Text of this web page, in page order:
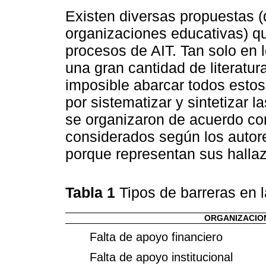
Existen diversas propuestas
organizaciones educativas)
procesos de AIT. Tan solo
una gran cantidad de
imposible abarcar todos
por sistematizar y sintetizar
se organizaron de acuerdo
considerados según los
porque representan sus
Tabla 1 Tipos de barreras en
Falta de apoyo financiero
Falta de apoyo institucional